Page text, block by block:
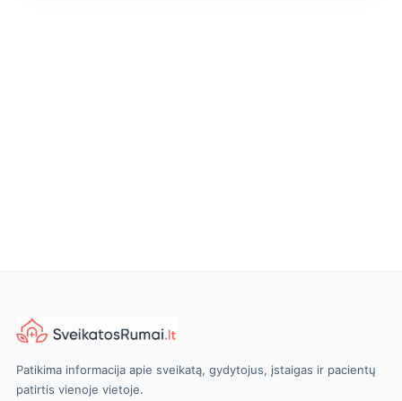
Patikima informacija apie sveikatą, gydytojus, įstaigas ir pacientų
patirtis vienoje vietoje.